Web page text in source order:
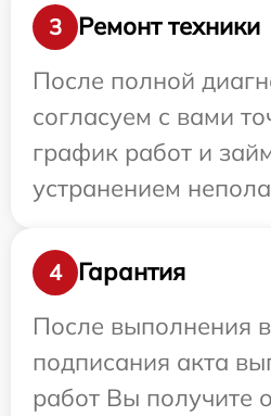
3
Ремонт техники
После полной
согласуем с вами
график работ и
устранением
4
Гарантия
После выполнения
подписания акта
работ Вы получите